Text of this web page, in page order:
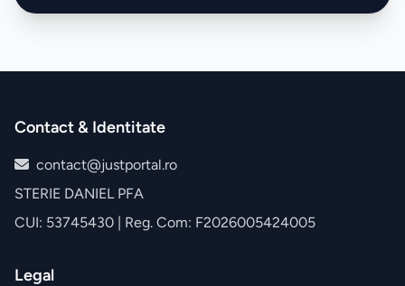
Contact & Identitate
contact@justportal.ro
STERIE DANIEL PFA
CUI: 53745430 | Reg. Com: F2026005424005
Legal